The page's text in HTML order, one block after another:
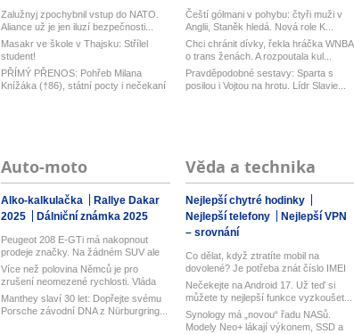
Zalužnyj zpochybnil vstup do NATO.
Aliance už je jen iluzí bezpečnosti...
Masakr ve škole v Thajsku: Střílel
student!
PŘÍMÝ PŘENOS: Pohřeb Milana
Knížáka (†86), státní pocty i nečekaní
Čeští gólmani v pohybu: čtyři muži v
Anglii, Staněk hledá. Nová role K...
Chci chránit dívky, řekla hráčka WNBA
o trans ženách. A rozpoutala kul...
Pravděpodobné sestavy: Sparta s
posilou i Vojtou na hrotu. Lídr Slavie...
Auto-moto
Alko-kalkulačka
Rallye Dakar
2025
Dálniční známka 2025
Peugeot 208 E-GTi má nakopnout
prodeje značky. Na žádném SUV ale
označ...
Více než polovina Němců je pro
zrušení neomezené rychlosti. Vláda
řekl...
Manthey slaví 30 let: Dopřejte svému
Porsche závodní DNA z Nürburgring...
Věda a technika
Nejlepší chytré hodinky
Nejlepší telefony
Nejlepší VPN
– srovnání
Co dělat, když ztratíte mobil na
dovolené? Je potřeba znát číslo IMEI
...
Nečekejte na Android 17. Už teď si
můžete ty nejlepší funkce vyzkoušet...
Synology má „novou“ řadu NASů.
Modely Neo+ lákají výkonem, SSD a